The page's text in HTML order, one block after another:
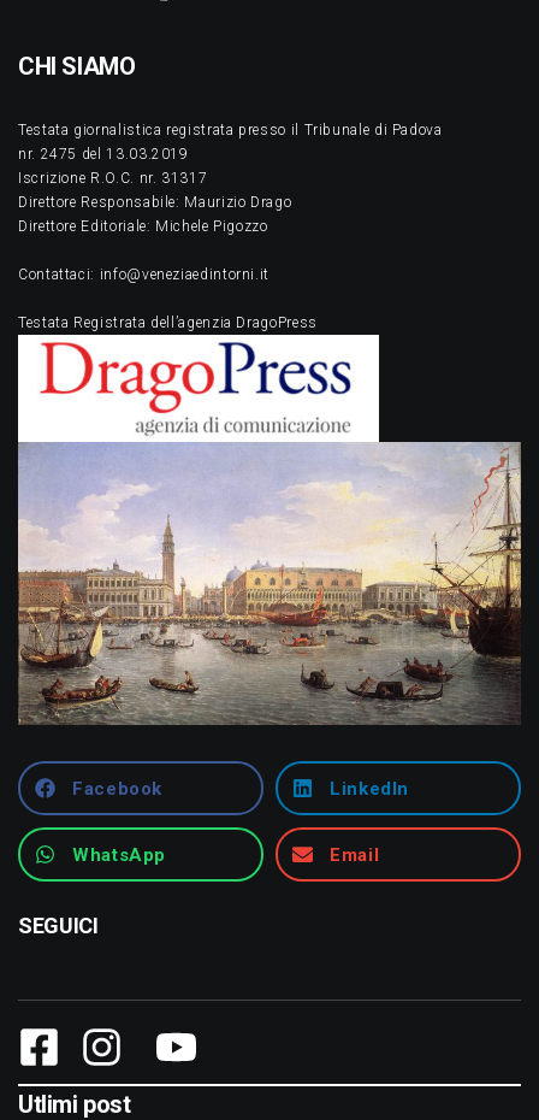
CHI SIAMO
Testata giornalistica registrata presso il Tribunale di Padova
nr. 2475 del 13.03.2019
Iscrizione R.O.C. nr. 31317
Direttore Responsabile: Maurizio Drago
Direttore Editoriale: Michele Pigozzo
Contattaci: info@veneziaedintorni.it
Testata Registrata dell’agenzia DragoPress
Facebook LinkedIn
WhatsApp Email
SEGUICI
Utlimi post